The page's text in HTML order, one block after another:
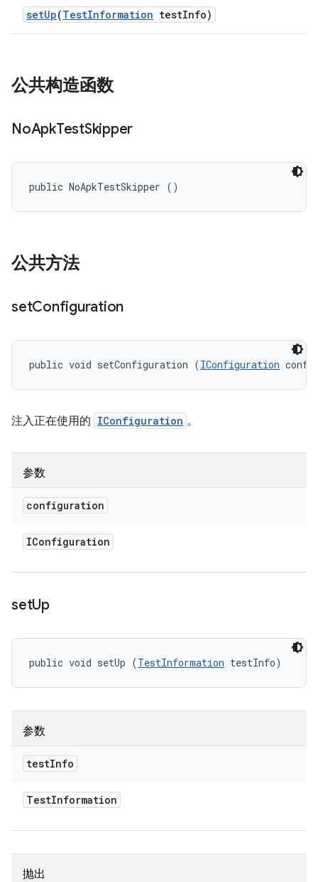
setUp(TestInformation testInfo)
公共构造函数
NoApkTestSkipper
public NoApkTestSkipper ()
公共方法
setConfiguration
public void setConfiguration (IConfiguration
注入正在使用的 IConfiguration 。
参数
configuration
IConfiguration
setUp
public void setUp (TestInformation testInfo)
参数
testInfo
TestInformation
抛出